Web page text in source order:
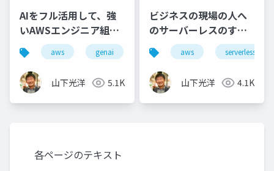
AIをフル活用して、強
いAWSエンジニア組織
になるための教育プラ
ン
aws genai
山下光洋 5.1K
ビジネスの現場の人へ
のサーバーレスのすす
め
aws serverless
山下光洋 4.1K
各ページのテキスト